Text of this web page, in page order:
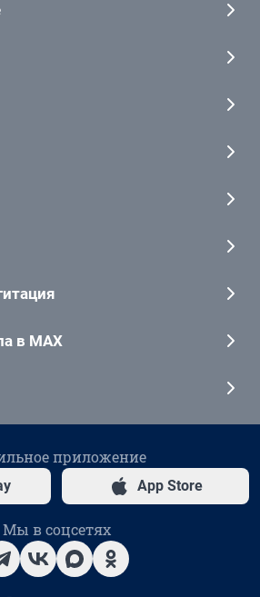
в MAX
приложение
App Store
Мы в соцсетях